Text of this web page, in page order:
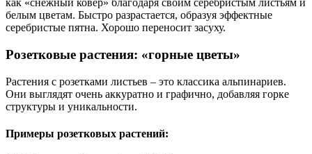
как «снежный ковер» благодаря своим серебристым листьям и
белым цветам. Быстро разрастается, образуя эффектные
серебристые пятна. Хорошо переносит засуху.
Розетковые растения: «горные цветы»
Растения с розетками листьев – это классика альпинариев.
Они выглядят очень аккуратно и графично, добавляя горке
структуры и уникальности.
Примеры розетковых растений: